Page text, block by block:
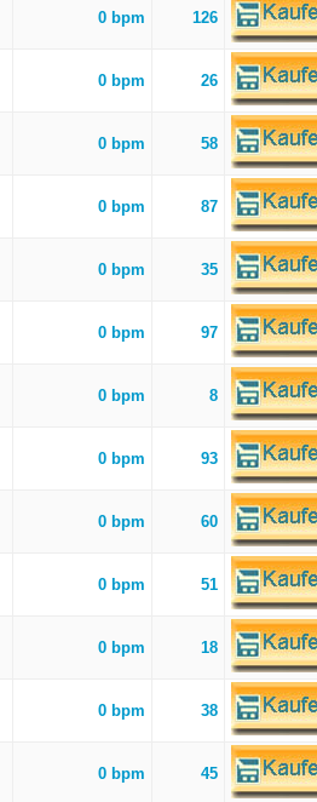
0 bpm 126
0 bpm 26
0 bpm 58
0 bpm 87
0 bpm 35
0 bpm 97
0 bpm 8
0 bpm 93
0 bpm 60
0 bpm 51
0 bpm 18
0 bpm 38
0 bpm 45